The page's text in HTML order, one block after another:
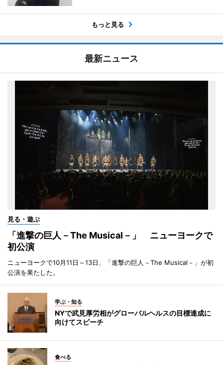
もっと見る
最新ニュース
見る・遊ぶ
「進撃の巨人－The Musical－」 ニューヨークで
初公演
ニューヨークで10月11日～13日、「進撃の巨人－The Musical－」が初
公演を果たした。
学ぶ・知る
NYで武見厚労相がグローバルヘルスの目標達成に
向けてスピーチ
食べる